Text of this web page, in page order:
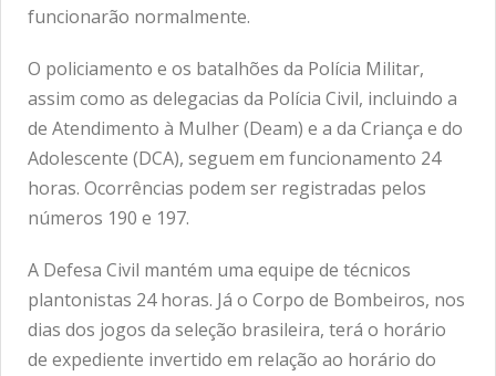
funcionarão normalmente.
O policiamento e os batalhões da Polícia Militar,
assim como as delegacias da Polícia Civil, incluindo a
de Atendimento à Mulher (Deam) e a da Criança e do
Adolescente (DCA), seguem em funcionamento 24
horas. Ocorrências podem ser registradas pelos
números 190 e 197.
A Defesa Civil mantém uma equipe de técnicos
plantonistas 24 horas. Já o Corpo de Bombeiros, nos
dias dos jogos da seleção brasileira, terá o horário
de expediente invertido em relação ao horário do